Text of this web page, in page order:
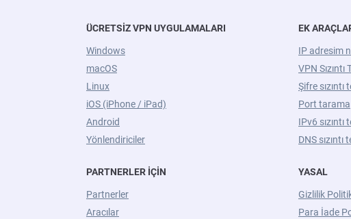
ÜCRETSIZ VPN UYGULAMALARI
Windows
macOS
Linux
iOS (iPhone / iPad)
Android
Yönlendiriciler
PARTNERLER İÇIN
Partnerler
Aracılar
EK
IP adresim
VPN Sızıntı
Şifre sızıntı
Port tarama
IPv6 sızıntı
DNS sızıntı
YASAL
Gizlilik
Para İade